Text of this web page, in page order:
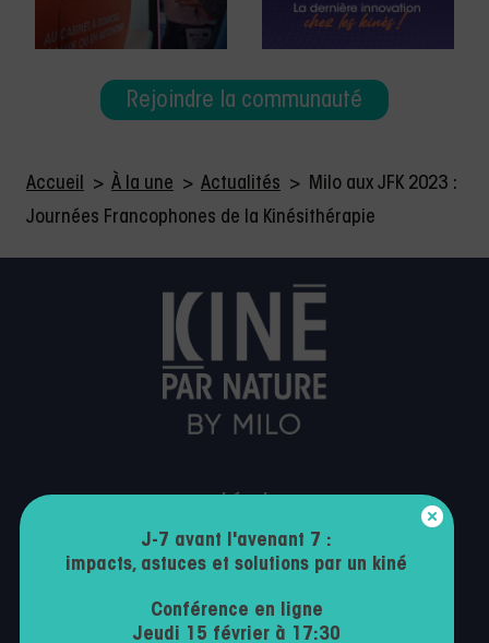
Rejoindre la communauté
Accueil > À la une > Actualités > Milo aux JFK 2023 :
Journées Francophones de la Kinésithérapie
Mentions légales
Conditions générales d’utilisation
J-7 avant l'avenant 7 :
impacts, astuces et solutions par un kiné
Conférence en ligne
Jeudi 15 février à 17:30